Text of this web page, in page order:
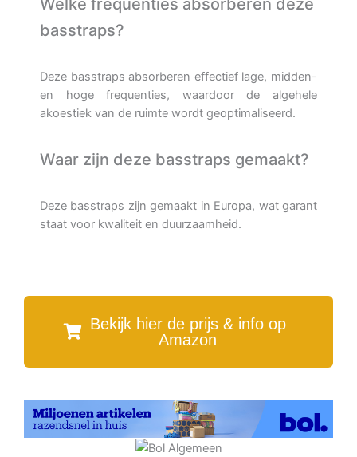
Welke frequenties absorberen deze
basstraps?
Deze basstraps absorberen effectief lage, midden-
en hoge frequenties, waardoor de algehele
akoestiek van de ruimte wordt geoptimaliseerd.
Waar zijn deze basstraps gemaakt?
Deze basstraps zijn gemaakt in Europa, wat garant
staat voor kwaliteit en duurzaamheid.
Bekijk hier de prijs & info op
Amazon